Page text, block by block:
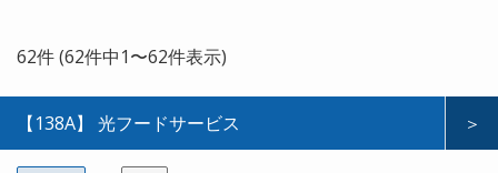
62件 (62件中1〜62件表示)
＞
【138A】 光フードサービス